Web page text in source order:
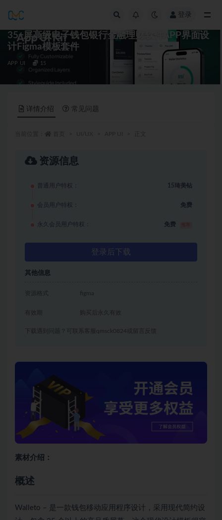
登录
35+屏高级电子钱包银行金融理财软件APP界面设
计Figma模板套件
APP UI 15
详情介绍 常见问题
资源信息
普通用户特权： 15琦美钻
会员用户特权： 免费
永久会员用户特权： 免费
登录后下载
其他信息
资源格式 figma
有效期 购买后永久有效
下载遇到问题？可联系客服qmsck0824或留言反馈
素材介绍：
概述
Walleto – 是一款钱包移动应用程序设计，采用现代简约设